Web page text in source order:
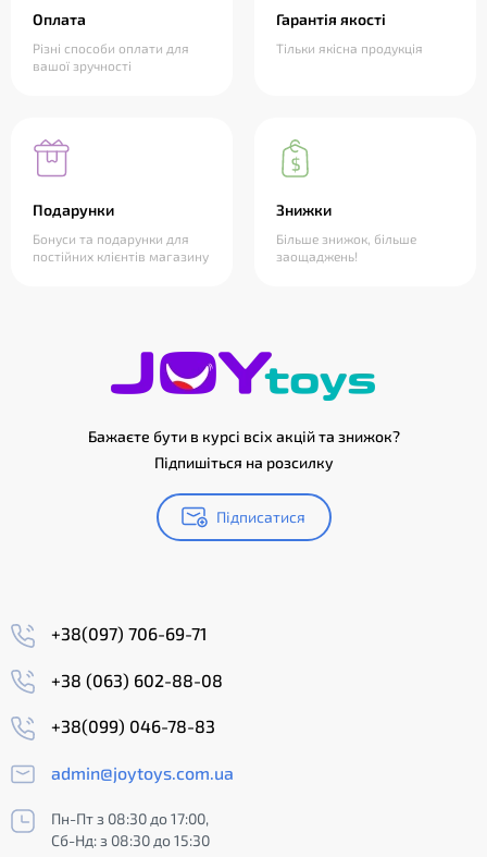
Оплата
Різні способи оплати для
вашої зручності
Гарантія якості
Тільки якісна продукція
Подарунки
Бонуси та подарунки для
постійних клієнтів магазину
Знижки
Більше знижок, більше
заощаджень!
Бажаєте бути в курсі всіх акцій та знижок?
Підпишіться на розсилку
Підписатися
+38(097) 706-69-71
+38 (063) 602-88-08
+38(099) 046-78-83
admin@joytoys.com.ua
Пн-Пт з 08:30 до 17:00,
Сб-Нд: з 08:30 до 15:30